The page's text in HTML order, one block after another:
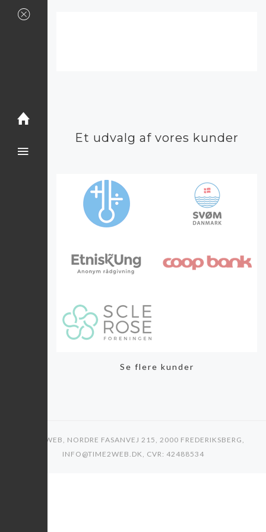
Et udvalg af vores kunder
Se flere kunder
TIME2WEB, NORDRE FASANVEJ 215, 2000 FREDERIKSBERG,
INFO@TIME2WEB.DK, CVR: 42488534